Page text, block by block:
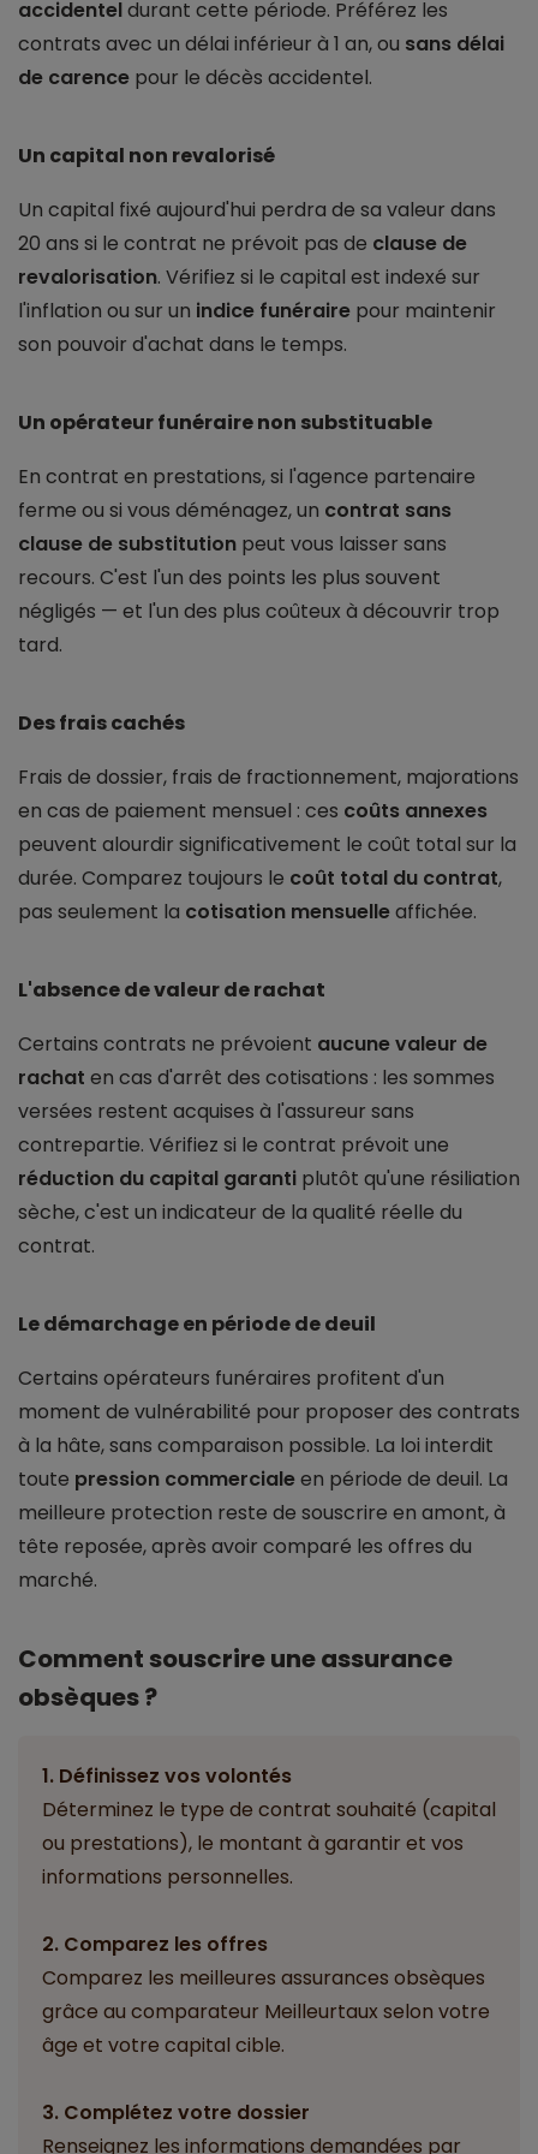
accidenteldurant cette période. Préférez les
contrats avec un délai inférieur à 1 an, ou sans délai
de carence pour le décès accidentel.
Un capital non revalorisé
Un capital fixé aujourd'hui perdra de sa valeur dans
20 ans si le contrat ne prévoit pas de clause de
revalorisation. Vérifiez si le capital est indexé sur
l'inflation ou sur un indice funéraire pour maintenir
son pouvoir d'achat dans le temps.
Un opérateur funéraire non substituable
En contrat en prestations, si l'agence partenaire
ferme ou si vous déménagez, un contrat sans
clause de substitution peut vous laisser sans
recours. C'est l'un des points les plus souvent
négligés — et l'un des plus coûteux à découvrir trop
tard.
Des frais cachés
Frais de dossier, frais de fractionnement, majorations
en cas de paiement mensuel : ces coûts annexes
peuvent alourdir significativement le coût total sur la
durée. Comparez toujours le coût total du contrat,
pas seulement la cotisation mensuelleaffichée.
L'absence de valeur de rachat
Certains contrats ne prévoient aucune valeur de
rachat en cas d'arrêt des cotisations : les sommes
versées restent acquises à l'assureur sans
contrepartie. Vérifiez si le contrat prévoit une
réduction du capital garanti plutôt qu'une résiliation
sèche, c'est un indicateur de la qualité réelle du
contrat.
Le démarchage en période de deuil
Certains opérateurs funéraires profitent d'un
moment de vulnérabilité pour proposer des contrats
à la hâte, sans comparaison possible. La loi interdit
toute pression commercialeen période de deuil. La
meilleure protection reste de souscrire en amont, à
tête reposée, après avoir comparé les offres du
marché.
Comment souscrire une assurance
obsèques ?
1. Définissez vos volontés
Déterminez le type de contrat souhaité (capital
ou prestations), le montant à garantir et vos
informations personnelles.
2. Comparez les offres
Comparez les meilleures assurances obsèques
grâce au comparateur Meilleurtaux selon votre
âge et votre capital cible.
3. Complétez votre dossier
Renseignez les informations demandées par